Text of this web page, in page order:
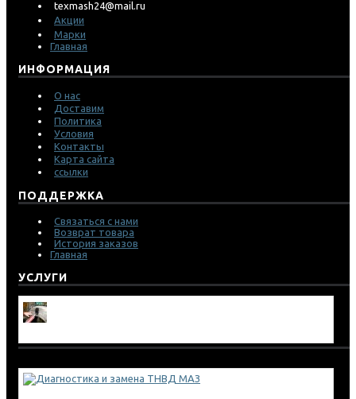
texmash24@mail.ru
Акции
Марки
Главная
ИНФОРМАЦИЯ
О нас
Доставим
Политика
Условия
Контакты
Карта сайта
ссылки
ПОДДЕРЖКА
Связаться с нами
Возврат товара
История заказов
Главная
УСЛУГИ